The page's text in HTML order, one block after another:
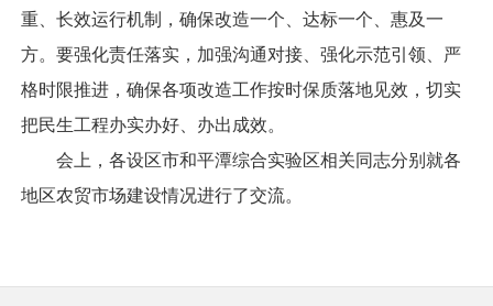
重、长效运行机制，确保改造一个、达标一个、惠及一
方。要强化责任落实，加强沟通对接、强化示范引领、严
格时限推进，确保各项改造工作按时保质落地见效，切实
把民生工程办实办好、办出成效。
会上，各设区市和平潭综合实验区相关同志分别就各
地区农贸市场建设情况进行了交流。